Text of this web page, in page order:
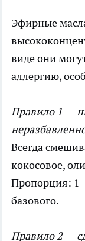
Эфирные
виде они
аллергию,
Правило 1 —
Всегда
кокосовое,
Пропорция:
базового.
Правило 2 —